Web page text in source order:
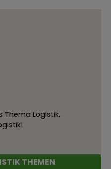
Thema Logistik,
THEMEN